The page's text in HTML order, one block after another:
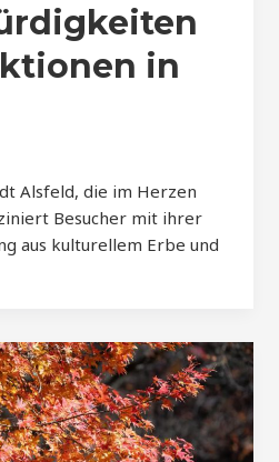
in
Alsfeld, die im Herzen
Besucher mit ihrer
aus kulturellem Erbe und